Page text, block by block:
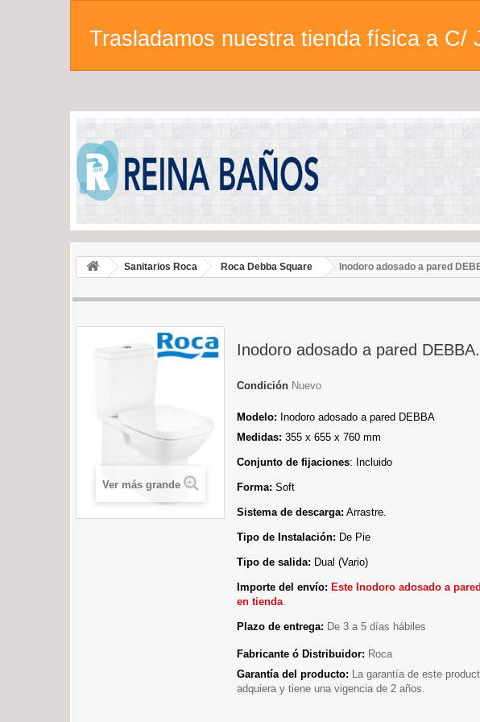
Trasladamos nuestra tienda física a C/
Sanitarios Roca Roca Debba Square Inodoro adosado a pared
Ver más grande
Inodoro adosado a pared DEBBA.
Condición Nuevo
Modelo: Inodoro adosado a pared DEBBA
Medidas: 355 x 655 x 760 mm
Conjunto de fijaciones: Incluido
Forma: Soft
Sistema de descarga: Arrastre.
Tipo de Instalación: De Pie
Tipo de salida: Dual (Vario)
Importe del envío: Este Inodoro adosado a
en tienda.
Plazo de entrega: De 3 a 5 días hábiles
Fabricante ó Distribuidor: Roca
Garantía del producto: La garantía de este
adquiera y tiene una vigencia de 2 años.